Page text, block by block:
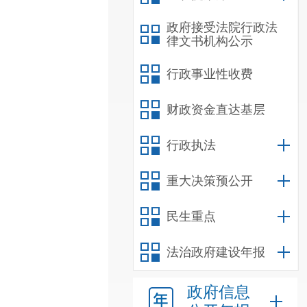
政府接受法院行政法
律文书机构公示
行政事业性收费
财政资金直达基层
行政执法
重大决策预公开
民生重点
法治政府建设年报
政府信息